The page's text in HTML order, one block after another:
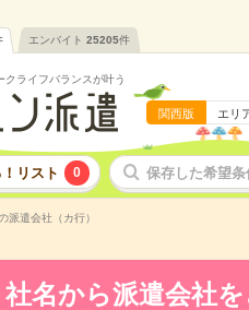
エンバイト 25205件
クライフバランスが叶う
関西版 エリ
リスト 0 保存した希望条
派遣会社（カ行）
社名から派遣会社